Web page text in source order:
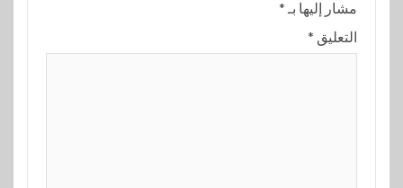
مشار إليها بـ *
التعليق *